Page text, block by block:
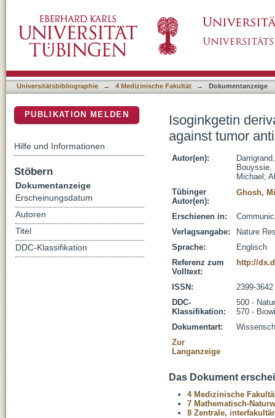
Universitätsbibliographie → 4 Medizinische Fakultät → Dokumentanzeige
Isoginkgetin
against tumor
Autor(en):
Bouyssie,
Michael ;
Tübinger
Autor(en):
Ghosh,
Erschienen in:
Verlagsangabe:
Nature
Sprache:
Englisch
Referenz zum
Volltext:
http://
ISSN:
2399-3642
DDC-
Klassifikation:
500 -
570 -
Dokumentart:
Zur
Langanzeige
Das Dokument
4 Medizinische
7 Mathematisch-
8 Zentrale,
PUBLIKATION MELDEN
Hilfe und Informationen
Stöbern
Dokumentanzeige
Erscheinungsdatum
Autoren
Titel
DDC-Klassifikation